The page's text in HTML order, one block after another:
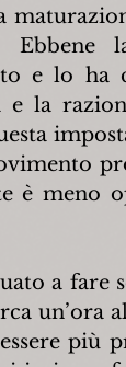
Ebbene
e lo ha
e la
è meno
a fare
un’ora
più